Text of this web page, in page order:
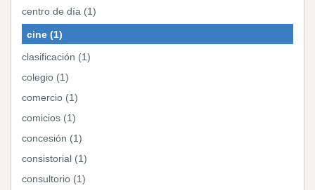
centro de día (1)
cine (1)
clasificación (1)
colegio (1)
comercio (1)
comicios (1)
concesión (1)
consistorial (1)
consultorio (1)